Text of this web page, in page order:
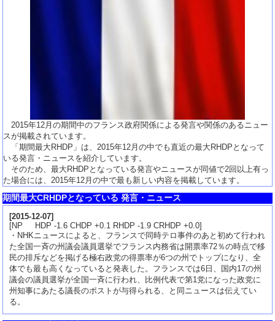
2015年12月の期間中のフランス政府関係による発言や関係のあるニュー
スが掲載されています。
「期間最大RHDP」は、2015年12月の中でも直近の最大RHDPとなって
いる発言・ニュースを紹介しています。
そのため、最大RHDPとなっている発言やニュースが同値で2回以上有っ
た場合には、2015年12月の中で最も新しい内容を掲載しています。
期間最大CRHDPとなっている 発言・ニュース
[2015-12-07]
[NP HDP -1.6 CHDP +0.1 RHDP -1.9 CRHDP +0.0]
・NHKニュースによると、フランスで同時テロ事件のあと初めて行われ
た全国一斉の州議会議員選挙でフランス内務省は開票率72％の時点で移
民の排斥などを掲げる極右政党の得票率が6つの州でトップになり、全
体でも最も高くなっていると発表した。フランスでは6日、国内17の州
議会の議員選挙が全国一斉に行われ、比例代表で第1党になった政党に
州知事にあたる議長のポストが与得られる、と同ニュースは伝えてい
る。